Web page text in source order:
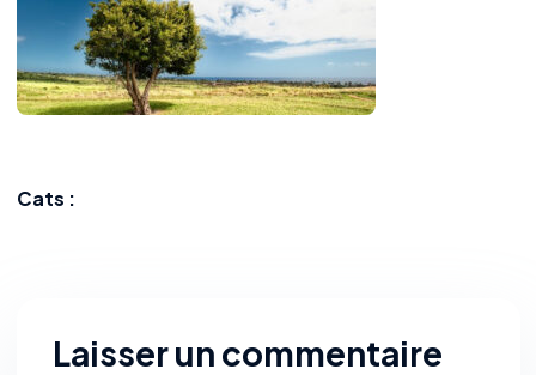
Cats :
Laisser un commentaire